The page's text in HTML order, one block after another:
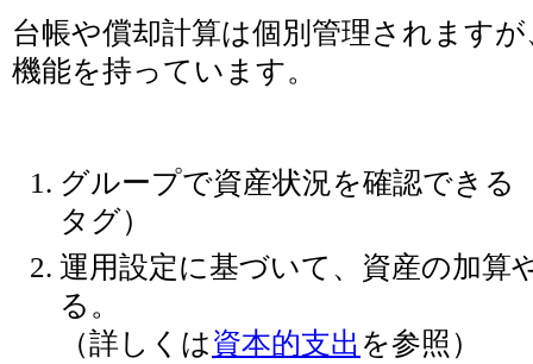
台帳や償却計算は個別管理されます
機能を持っています。
グループで資産状況を確認できる
タグ）
運用設定に基づいて、資産の加算
る。
（詳しくは資本的支出 を参照）